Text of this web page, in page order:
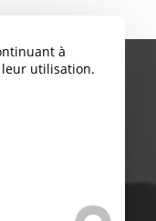
QUI
DE
à
leur utilisation.